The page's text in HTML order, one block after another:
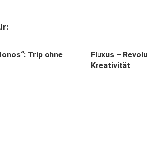
Trip ohne
Fluxus –
Kreativität